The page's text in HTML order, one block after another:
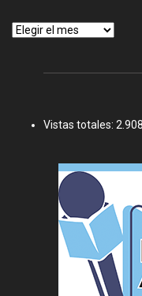
Archivos
Vistas totales: